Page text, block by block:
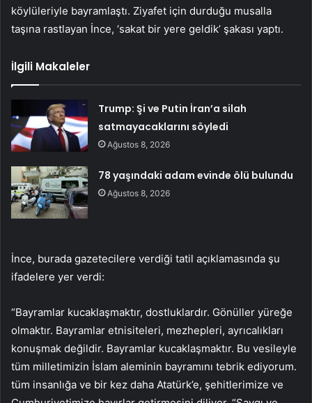
köylüleriyle bayramlaştı. Ziyafet için durduğu musalla
taşına rastlayan İnce, ‘sakat bir yere geldik’ şakası yaptı.
İlgili Makaleler
Trump: Şi ve Putin İran’a silah
satmayacaklarını söyledi
Ağustos 8, 2026
78 yaşındaki adam evinde ölü bulundu
Ağustos 8, 2026
İnce, burada gazetecilere verdiği tatil açıklamasında şu
ifadelere yer verdi:
“Bayramlar kucaklaşmaktır, dostluklardır. Gönüller yüreğe
olmaktır. Bayramlar etnisiteleri, mezhepleri, ayrıcalıkları
konuşmak değildir. Bayramlar kucaklaşmaktır. Bu vesileyle
tüm milletimizin İslam aleminin bayramını tebrik ediyorum.
tüm insanlığa ve bir kez daha Atatürk’e, şehitlerimize ve